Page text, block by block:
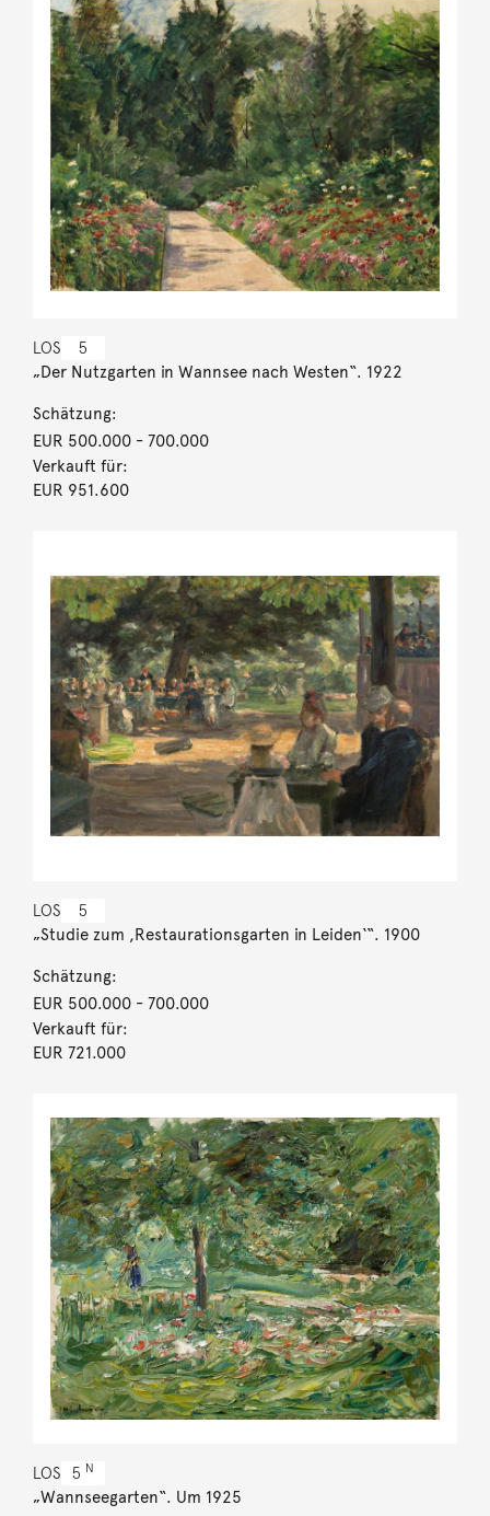
LOS 5
„Der Nutzgarten in Wannsee nach Westen“. 1922
Schätzung:
EUR 500.000- 700.000
Verkauft für:
EUR 951.600
LOS 5
„Studie zum ,Restaurationsgarten in Leiden‘“. 1900
Schätzung:
EUR 500.000- 700.000
Verkauft für:
EUR 721.000
LOS 5 N
„Wannseegarten“. Um 1925